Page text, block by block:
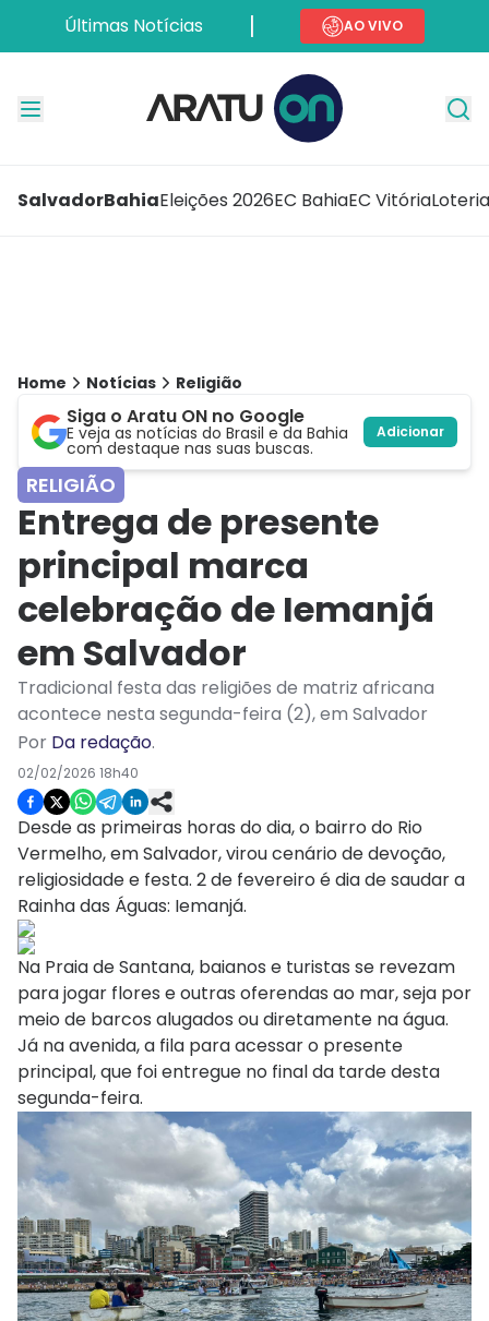
Últimas Notícias AO VIVO
SalvadorBahiaEleições 2026EC BahiaEC Vitória
Home Notícias Religião
Siga o Aratu ON no Google
E veja as notícias do Brasil e da Bahia
com destaque nas suas buscas.
Adicionar
RELIGIÃO
Entrega de presente
principal marca
celebração de Iemanjá
em Salvador
Tradicional festa das religiões de matriz africana
acontece nesta segunda-feira (2), em Salvador
Por Da redação.
02/02/2026 18h40
Desde as primeiras horas do dia, o bairro do Rio
Vermelho, em Salvador, virou cenário de devoção,
religiosidade e festa. 2 de fevereiro é dia de saudar a
Rainha das Águas: Iemanjá.
Na Praia de Santana, baianos e turistas se revezam
para jogar flores e outras oferendas ao mar, seja por
meio de barcos alugados ou diretamente na água.
Já na avenida, a fila para acessar o presente
principal, que foi entregue no final da tarde desta
segunda-feira.